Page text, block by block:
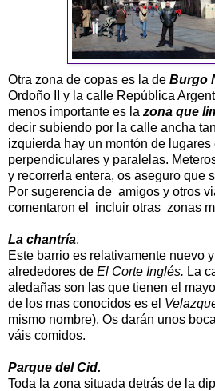
Otra zona de copas es la de Burgo
Ordoño II y la calle República
menos importante es la zona que
decir subiendo por la calle ancha
izquierda hay un montón de
perpendiculares y paralelas.
y recorrerla entera, os aseguro que
Por sugerencia de amigos y otros
comentaron el incluir otras zonas
La chantría.
Este barrio es relativamente nuevo
alrededores de El Corte Inglés. La
aledañas son las que tienen el
de los mas conocidos es el
mismo nombre). Os darán unos
váis comidos.
Parque del Cid.
Toda la zona situada detrás de la